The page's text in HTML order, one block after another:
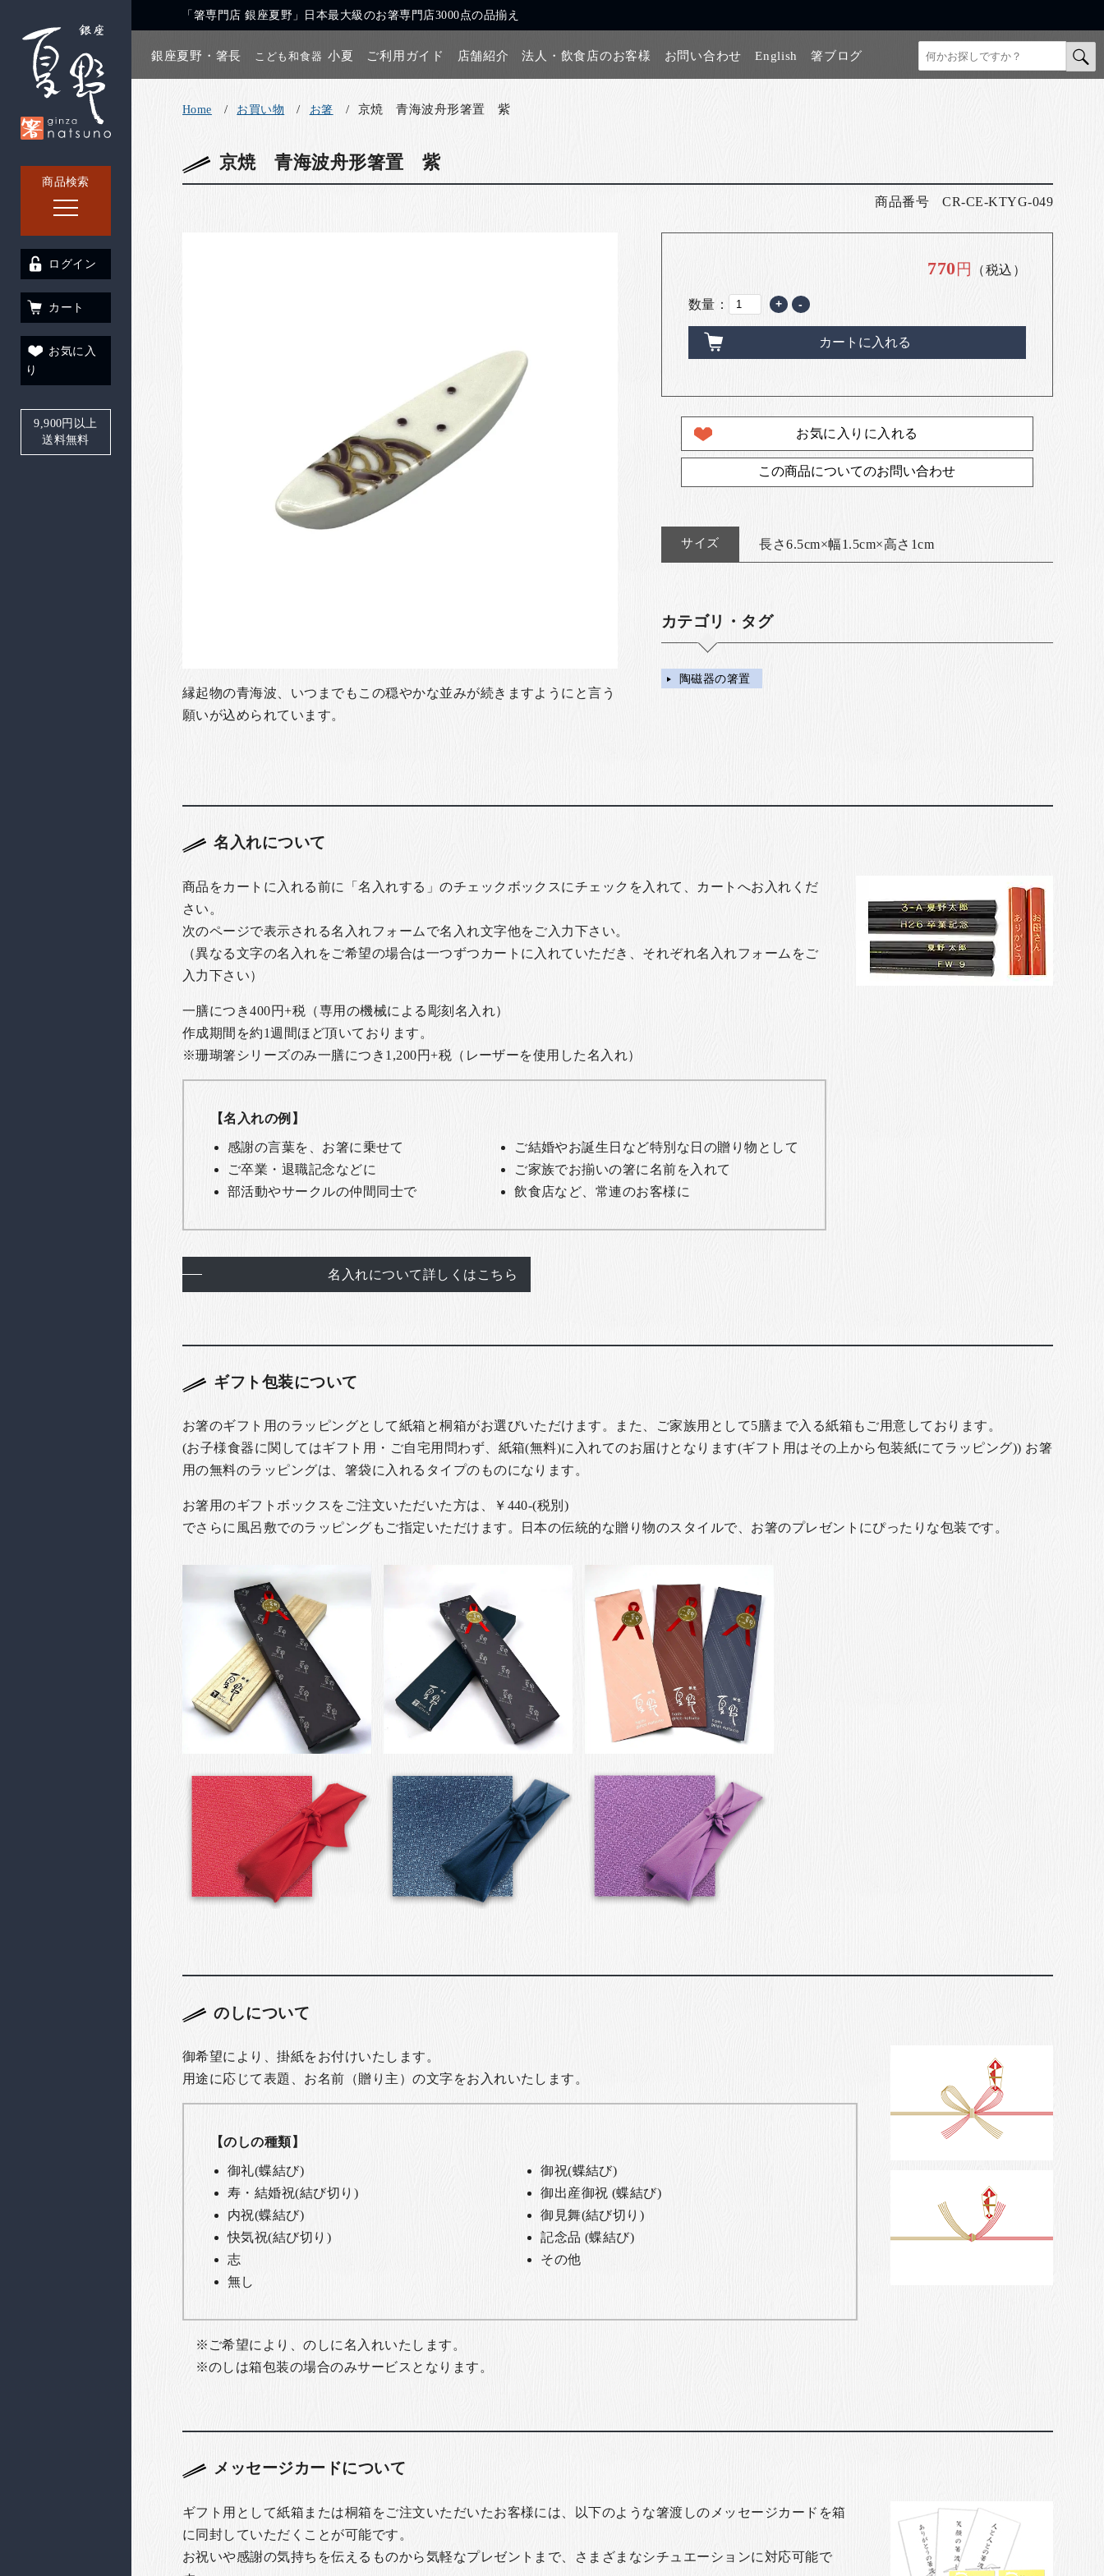
商品検索
「箸専門店 銀座夏野」日本最大級のお箸専門店3000点の品揃え
銀座夏野・箸長 こども和食器 小夏 ご利用ガイド 店舗紹介 法人・飲食店のお客様 お問い合わせ English 箸ブログ
ログイン
カート
お気に入
り
9,900円以上
送料無料
Home お買い物 お箸 京焼 青海波舟形箸置 紫
京焼 青海波舟形箸置 紫
商品番号 CR-CE-KTYG-049
縁起物の青海波、いつまでもこの穏やかな並みが続きますようにと言う
願いが込められています。
770円 （税込）
数量： + -
カートに入れる
お気に入りに入れる
この商品についてのお問い合わせ
サイズ 長さ6.5cm×幅1.5cm×高さ1cm
カテゴリ・タグ
陶磁器の箸置
名入れについて
商品をカートに入れる前に「名入れする」のチェックボックスにチェックを入れて、カートへお入れくだ
さい。
次のページで表示される名入れフォームで名入れ文字他をご入力下さい。
（異なる文字の名入れをご希望の場合は一つずつカートに入れていただき、それぞれ名入れフォームをご
入力下さい）
一膳につき400円+税（専用の機械による彫刻名入れ）
作成期間を約1週間ほど頂いております。
※珊瑚箸シリーズのみ一膳につき1,200円+税 （レーザーを使用した名入れ）
【名入れの例】
感謝の言葉を、お箸に乗せて
ご結婚やお誕生日など特別な日の贈り物として
ご卒業・退職記念などに
ご家族でお揃いの箸に名前を入れて
部活動やサークルの仲間同士で
飲食店など、常連のお客様に
名入れについて詳しくはこちら
ギフト包装について
お箸のギフト用のラッピングとして紙箱と桐箱がお選びいただけます。また、ご家族用として5膳まで入る紙箱もご用意しております。
(お子様食器に関してはギフト用・ご自宅用問わず、紙箱(無料)に入れてのお届けとなります(ギフト用はその上から包装紙にてラッピング)) お箸
用の無料のラッピングは、箸袋に入れるタイプのものになります。
お箸用のギフトボックスをご注文いただいた方は、￥440-(税別)
でさらに風呂敷でのラッピングもご指定いただけます。日本の伝統的な贈り物のスタイルで、お箸のプレゼントにぴったりな包装です。
のしについて
御希望により、掛紙をお付けいたします。
用途に応じて表題、お名前（贈り主）の文字をお入れいたします。
【のしの種類】
御礼(蝶結び)
御祝(蝶結び)
寿・結婚祝(結び切り)
御出産御祝 (蝶結び)
内祝(蝶結び)
御見舞(結び切り)
快気祝(結び切り)
記念品 (蝶結び)
志
その他
無し
ご希望により、のしに名入れいたします。
のしは箱包装の場合のみサービスとなります。
メッセージカードについて
ギフト用として紙箱または桐箱をご注文いただいたお客様には、以下のような箸渡しのメッセージカードを箱
に同封していただくことが可能です。
お祝いや感謝の気持ちを伝えるものから気軽なプレゼントまで、さまざまなシチュエーションに対応可能で